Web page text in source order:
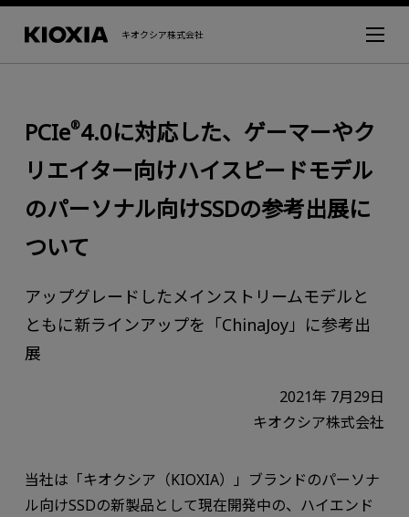
キオクシア株式会社
PCIe®4.0に対応した、ゲーマーやク
リエイター向けハイスピードモデル
のパーソナル向けSSDの参考出展に
ついて
アップグレードしたメインストリームモデルと
ともに新ラインアップを「ChinaJoy」に参考出
展
2021年 7月29日
キオクシア株式会社
当社は「キオクシア（KIOXIA）」ブランドのパーソナ
ル向けSSDの新製品として現在開発中の、ハイエンド